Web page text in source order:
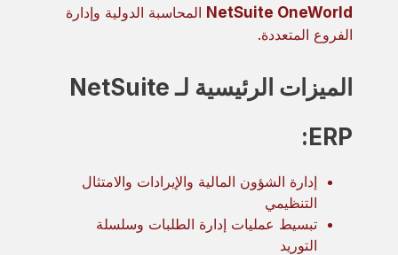
NetSuite OneWorld المحاسبة الدولية وإدارة
الفروع المتعددة.
الميزات الرئيسية لـ NetSuite
ERP:
إدارة الشؤون المالية والإيرادات والامتثال
التنظيمي
تبسيط عمليات إدارة الطلبات وسلسلة
التوريد